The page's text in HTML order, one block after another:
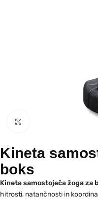
Kliknite za
Kineta
boks
Kineta samostoječa žoga za
hitrosti, natančnosti in